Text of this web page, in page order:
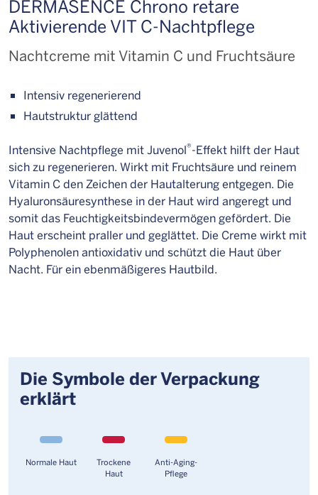
DERMASENCE Chrono retare
Aktivierende VIT C-Nachtpflege
Nachtcreme mit Vitamin C und Fruchtsäure
Intensiv regenerierend
Hautstruktur glättend
Intensive Nachtpflege mit Juvenol®-Effekt hilft der Haut
sich zu regenerieren. Wirkt mit Fruchtsäure und reinem
Vitamin C den Zeichen der Hautalterung entgegen. Die
Hyaluronsäuresynthese in der Haut wird angeregt und
somit das Feuchtigkeitsbindevermögen gefördert. Die
Haut erscheint praller und geglättet. Die Creme wirkt mit
Polyphenolen antioxidativ und schützt die Haut über
Nacht. Für ein ebenmäßigeres Hautbild.
Die Symbole der Verpackung
erklärt
Normale Haut
Trockene
Haut
Anti-Aging-
Pflege